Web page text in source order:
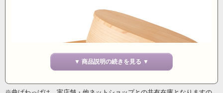
▼ 商品説明の続きを見る ▼